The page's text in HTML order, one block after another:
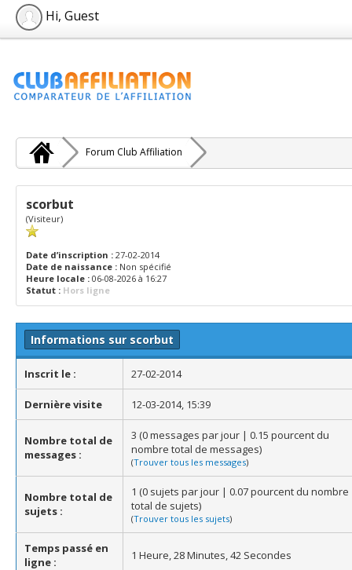
Hi, Guest
Forum Club Affiliation
scorbut
(Visiteur)
Date d’inscription : 27-02-2014
Date de naissance : Non spécifié
Heure locale : 06-08-2026 à 16:27
Statut : Hors ligne
Informations sur scorbut
Inscrit le : 27-02-2014
Dernière visite 12-03-2014, 15:39
Nombre total de
messages :
3 (0 messages par jour | 0.15 pourcent du
nombre total de messages)
(Trouver tous les messages)
Nombre total de
sujets :
1 (0 sujets par jour | 0.07 pourcent du nombre
total de sujets)
(Trouver tous les sujets)
Temps passé en
ligne :
1 Heure, 28 Minutes, 42 Secondes